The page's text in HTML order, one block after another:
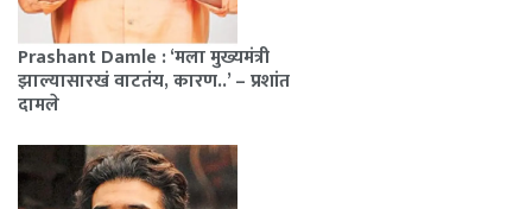
Prashant Damle : ‘मला मुख्यमंत्री
झाल्यासारखं वाटतंय, कारण..’ – प्रशांत
दामले